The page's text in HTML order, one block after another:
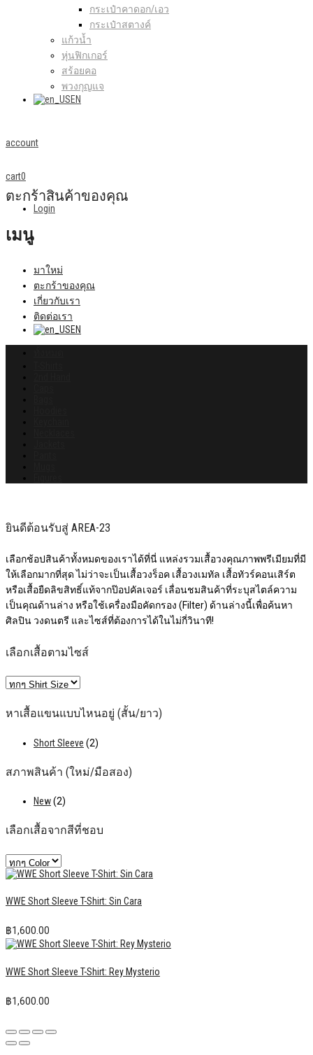
กระเป๋าคาดอก/เอว
กระเป๋าสตางค์
แก้วน้ำ
หุ่นฟิกเกอร์
สร้อยคอ
พวงกุญแจ
EN
account
Login
cart0
ตะกร้าสินค้าของคุณ
เมนู
มาใหม่
ตะกร้าของคุณ
เกี่ยวกับเรา
ติดต่อเรา
EN
ยินดีต้อนรับสู่ AREA-23
เลือกช้อปสินค้าทั้งหมดของเราได้ที่นี่ แหล่งรวมเสื้อวงคุณภาพพรีเมียมที่มี
ให้เลือกมากที่สุด ไม่ว่าจะเป็นเสื้อวงร็อค เสื้อวงเมทัล เสื้อทัวร์คอนเสิร์ต
หรือเสื้อยืดลิขสิทธิ์แท้จากป๊อปคัลเจอร์ เลื่อนชมสินค้าที่ระบุสไตล์ความ
เป็นคุณด้านล่าง หรือใช้เครื่องมือคัดกรอง (Filter) ด้านล่างนี้เพื่อค้นหา
ศิลปิน วงดนตรี และไซส์ที่ต้องการได้ในไม่กี่วินาที!
เลือกเสื้อตามไซส์
หาเสื้อแขนแบบไหนอยู่ (สั้น/ยาว)
Short Sleeve (2)
สภาพสินค้า (ใหม่/มือสอง)
New(2)
เลือกเสื้อจากสีที่ชอบ
WWE Short Sleeve T-Shirt: Sin Cara
฿1,600.00
WWE Short Sleeve T-Shirt: Rey Mysterio
฿1,600.00